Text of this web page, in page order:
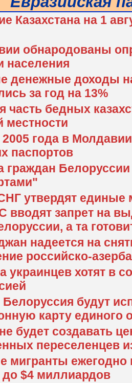
Казахстана на 1
обнародованы
населения
денежные доходы
за год на 13%
часть бедных
местности
года в
паспортов
граждан
утвердят единые
вводят запрет на
а та
надеется на
российско-
украинцев хотят в
будут
карту единого
будет создавать
переселенцев
мигранты ежегодно
$4 миллиардов